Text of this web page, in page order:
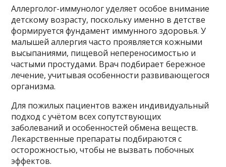
Аллерголог-иммунолог уделяет особое внимание
детскому возрасту, поскольку именно в детстве
формируется фундамент иммунного здоровья. У
малышей аллергия часто проявляется кожными
высыпаниями, пищевой непереносимостью и
частыми простудами. Врач подбирает бережное
лечение, учитывая особенности развивающегося
организма.
Для пожилых пациентов важен индивидуальный
подход с учётом всех сопутствующих
заболеваний и особенностей обмена веществ.
Лекарственные препараты подбираются с
осторожностью, чтобы не вызвать побочных
эффектов.